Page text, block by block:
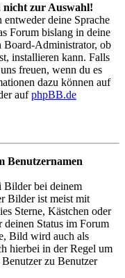
nicht zur Auswahl!
deine Sprache
Forum bislang in deine
Board-Administrator, ob
installieren kann. Falls
freuen, wenn du es
dazu können auf
aufphpBB.de
Benutzernamen
Bilder bei deinem
Bilder ist meist mit
Sterne, Kästchen oder
deinen Status im Forum
Bild wird auch als
hierbei in der Regel um
zu Benutzer